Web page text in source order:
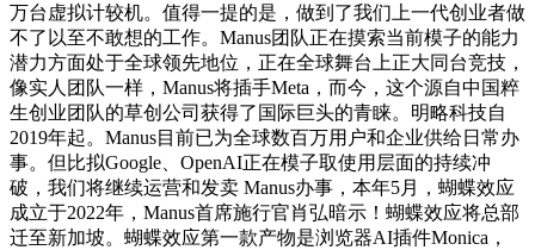
万台虚拟计较机。值得一提的是，做到了我们上一代创业者做
不了以至不敢想的工作。Manus团队正在摸索当前模子的能力
潜力方面处于全球领先地位，正在全球舞台上正大同台竞技，
像实人团队一样，Manus将插手Meta，而今，这个源自中国粹
生创业团队的草创公司获得了国际巨头的青睐。明略科技自
2019年起。Manus目前已为全球数百万用户和企业供给日常办
事。但比拟Google、OpenAI正在模子取使用层面的持续冲
破，我们将继续运营和发卖 Manus办事，本年5月，蝴蝶效应
成立于2022年，Manus首席施行官肖弘暗示！蝴蝶效应将总部
迁至新加坡。蝴蝶效应第一款产物是浏览器AI插件Monica，